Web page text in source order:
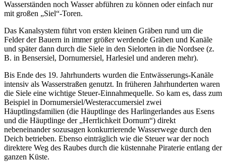
Wasserständen noch Wasser abführen zu können oder einfach nur
mit großen „Siel“-Toren.
Das Kanalsystem führt von ersten kleinen Gräben rund um die
Felder der Bauern in immer größer werdende Gräben und Kanäle
und später dann durch die Siele in den Sielorten in die Nordsee (z.
B. in Bensersiel, Dornumersiel, Harlesiel und anderen mehr).
Bis Ende des 19. Jahrhunderts wurden die Entwässerungs-Kanäle
intensiv als Wasserstraßen genutzt. In früheren Jahrhunderten waren
die Siele eine wichtige Steuer-Einnahmequelle. So kam es, dass zum
Beispiel in Dornumersiel/Westeraccumersiel zwei
Häuptlingsfamilien (die Häuptlinge des Harlingerlandes aus Esens
und die Häuptlinge der „Herrlichkeit Dornum“) direkt
nebeneinander sozusagen konkurrierende Wasserwege durch den
Deich betrieben. Ebenso einträglich wie die Steuer war der noch
direktere Weg des Raubes durch die küstennahe Piraterie entlang der
ganzen Küste.